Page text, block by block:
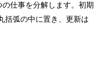
仕事を分解します。初期
括弧の中に置き、更新は